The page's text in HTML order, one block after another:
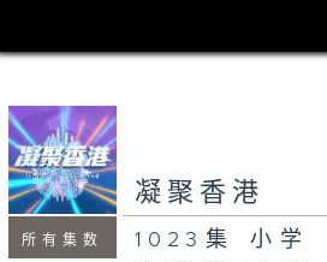
所有集数
凝聚香港
1023集 小学